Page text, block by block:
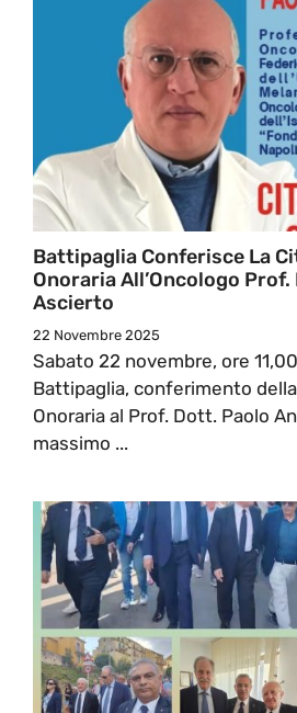
Battipaglia Conferisce La
Onoraria All’Oncologo Prof.
Ascierto
22 Novembre 2025
Sabato 22 novembre, ore
Battipaglia, conferimento
Onoraria al Prof. Dott. Paolo
massimo ...